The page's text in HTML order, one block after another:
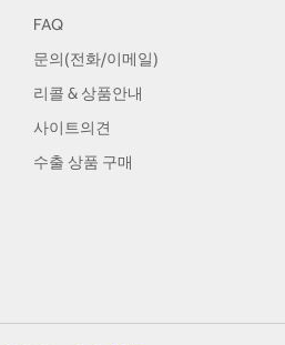
FAQ
문의(전화/이메일)
리콜 & 상품안내
사이트의견
수출 상품 구매